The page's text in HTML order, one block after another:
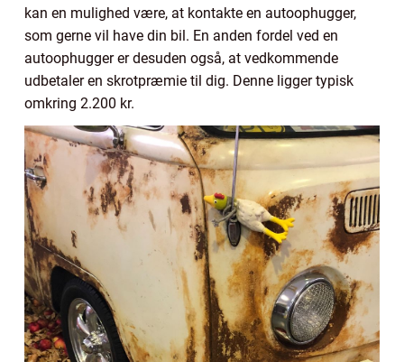
kan en mulighed være, at kontakte en autoophugger,
som gerne vil have din bil. En anden fordel ved en
autoophugger er desuden også, at vedkommende
udbetaler en skrotpræmie til dig. Denne ligger typisk
omkring 2.200 kr.